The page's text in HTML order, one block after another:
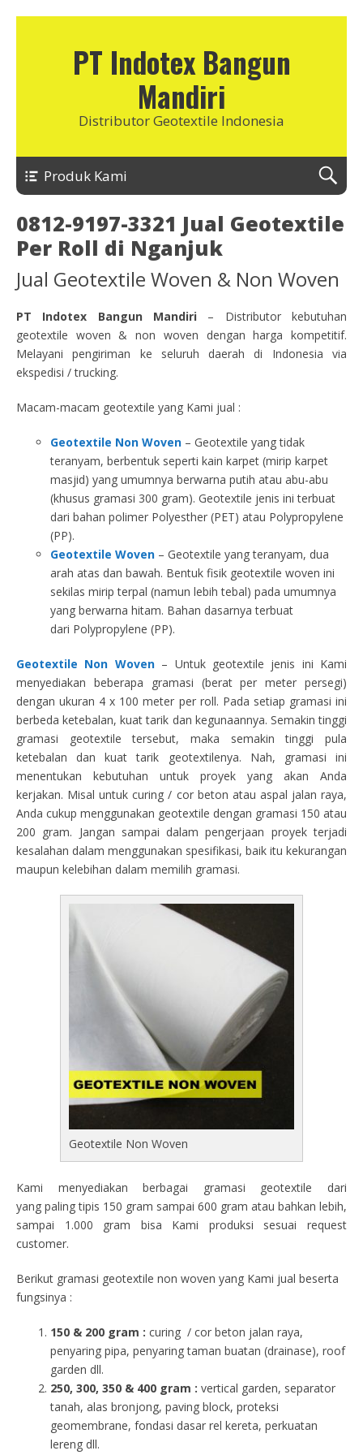
PT Indotex Bangun
Mandiri
Distributor Geotextile Indonesia
Produk Kami
0812-9197-3321 Jual Geotextile
Per Roll di Nganjuk
Jual Geotextile Woven & Non Woven
PT Indotex Bangun Mandiri – Distributor kebutuhan
geotextile woven & non woven dengan harga kompetitif.
Melayani pengiriman ke seluruh daerah di Indonesia via
ekspedisi / trucking.
Macam-macam geotextile yang Kami jual :
Geotextile Non Woven – Geotextile yang tidak
teranyam, berbentuk seperti kain karpet (mirip karpet
masjid) yang umumnya berwarna putih atau abu-abu
(khusus gramasi 300 gram). Geotextile jenis ini terbuat
dari bahan polimer Polyesther (PET) atau Polypropylene
(PP).
Geotextile Woven – Geotextile yang teranyam, dua
arah atas dan bawah. Bentuk fisik geotextile woven ini
sekilas mirip terpal (namun lebih tebal) pada umumnya
yang berwarna hitam. Bahan dasarnya terbuat
dari Polypropylene (PP).
Geotextile Non Woven– Untuk geotextile jenis ini Kami
menyediakan beberapa gramasi (berat per meter persegi)
dengan ukuran 4 x 100 meter per roll. Pada setiap gramasi ini
berbeda ketebalan, kuat tarik dan kegunaannya. Semakin tinggi
gramasi geotextile tersebut, maka semakin tinggi pula
ketebalan dan kuat tarik geotextilenya. Nah, gramasi ini
menentukan kebutuhan untuk proyek yang akan Anda
kerjakan. Misal untuk curing / cor beton atau aspal jalan raya,
Anda cukup menggunakan geotextile dengan gramasi 150 atau
200 gram. Jangan sampai dalam pengerjaan proyek terjadi
kesalahan dalam menggunakan spesifikasi, baik itu kekurangan
maupun kelebihan dalam memilih gramasi.
Geotextile Non Woven
Kami menyediakan berbagai gramasi geotextile dari
yang paling tipis 150 gram sampai 600 gram atau bahkan lebih,
sampai 1.000 gram bisa Kami produksi sesuai request
customer.
Berikut gramasi geotextile non woven yang Kami jual beserta
fungsinya :
150 & 200 gram : curing / cor beton jalan raya,
penyaring pipa, penyaring taman buatan (drainase), roof
garden dll.
250, 300, 350 & 400 gram : vertical garden, separator
tanah, alas bronjong, paving block, proteksi
geomembrane, fondasi dasar rel kereta, perkuatan
lereng dll.